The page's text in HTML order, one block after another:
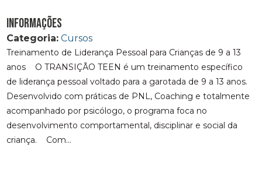
Informações
Categoria: Cursos
Treinamento de Liderança Pessoal para Crianças de 9 a 13
anos O TRANSIÇÃO TEEN é um treinamento específico
de liderança pessoal voltado para a garotada de 9 a 13 anos.
Desenvolvido com práticas de PNL, Coaching e totalmente
acompanhado por psicólogo, o programa foca no
desenvolvimento comportamental, disciplinar e social da
criança. Com...